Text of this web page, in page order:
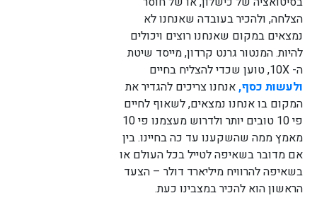
הצלחה, ולהכיר בעובדה שאנחנו לא
נמצאים במקום שאנחנו רוצים ויכולים
להיות. המנטור גרנט קרדון, מייסד שיטת
ה- 10X, טוען שכדי להצליח בחיים
ולעשות כסף,אנחנו צריכים להגדיר את
המקום בו אנחנו נמצאים, לשאוף לחיים
פי 10 טובים יותר ולדרוש מעצמנו פי 10
מאמץ ממה שהשקענו עד כה בחיינו. בין
אם מדובר בשאיפה לטייל בכל העולם או
בשאיפה להרוויח מיליארד דולר – הצעד
הראשון הוא להכיר במצבינו כעת.
לורם איפסום דולור סיט אמט, קונסקטורר
אדיפיסינג אלית לפרומי בלוף קינץ תתיח לרעח. לת
צשחמי צש בליא, מנסוטו צמלח לביקו ננבי, צמוקו